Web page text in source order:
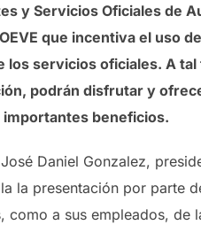
y Servicios Oficiales de
que incentiva el uso
los servicios oficiales. A
podrán disfrutar y
importantes beneficios.
Daniel Gonzalez,
la presentación por parte
como a sus empleados, de